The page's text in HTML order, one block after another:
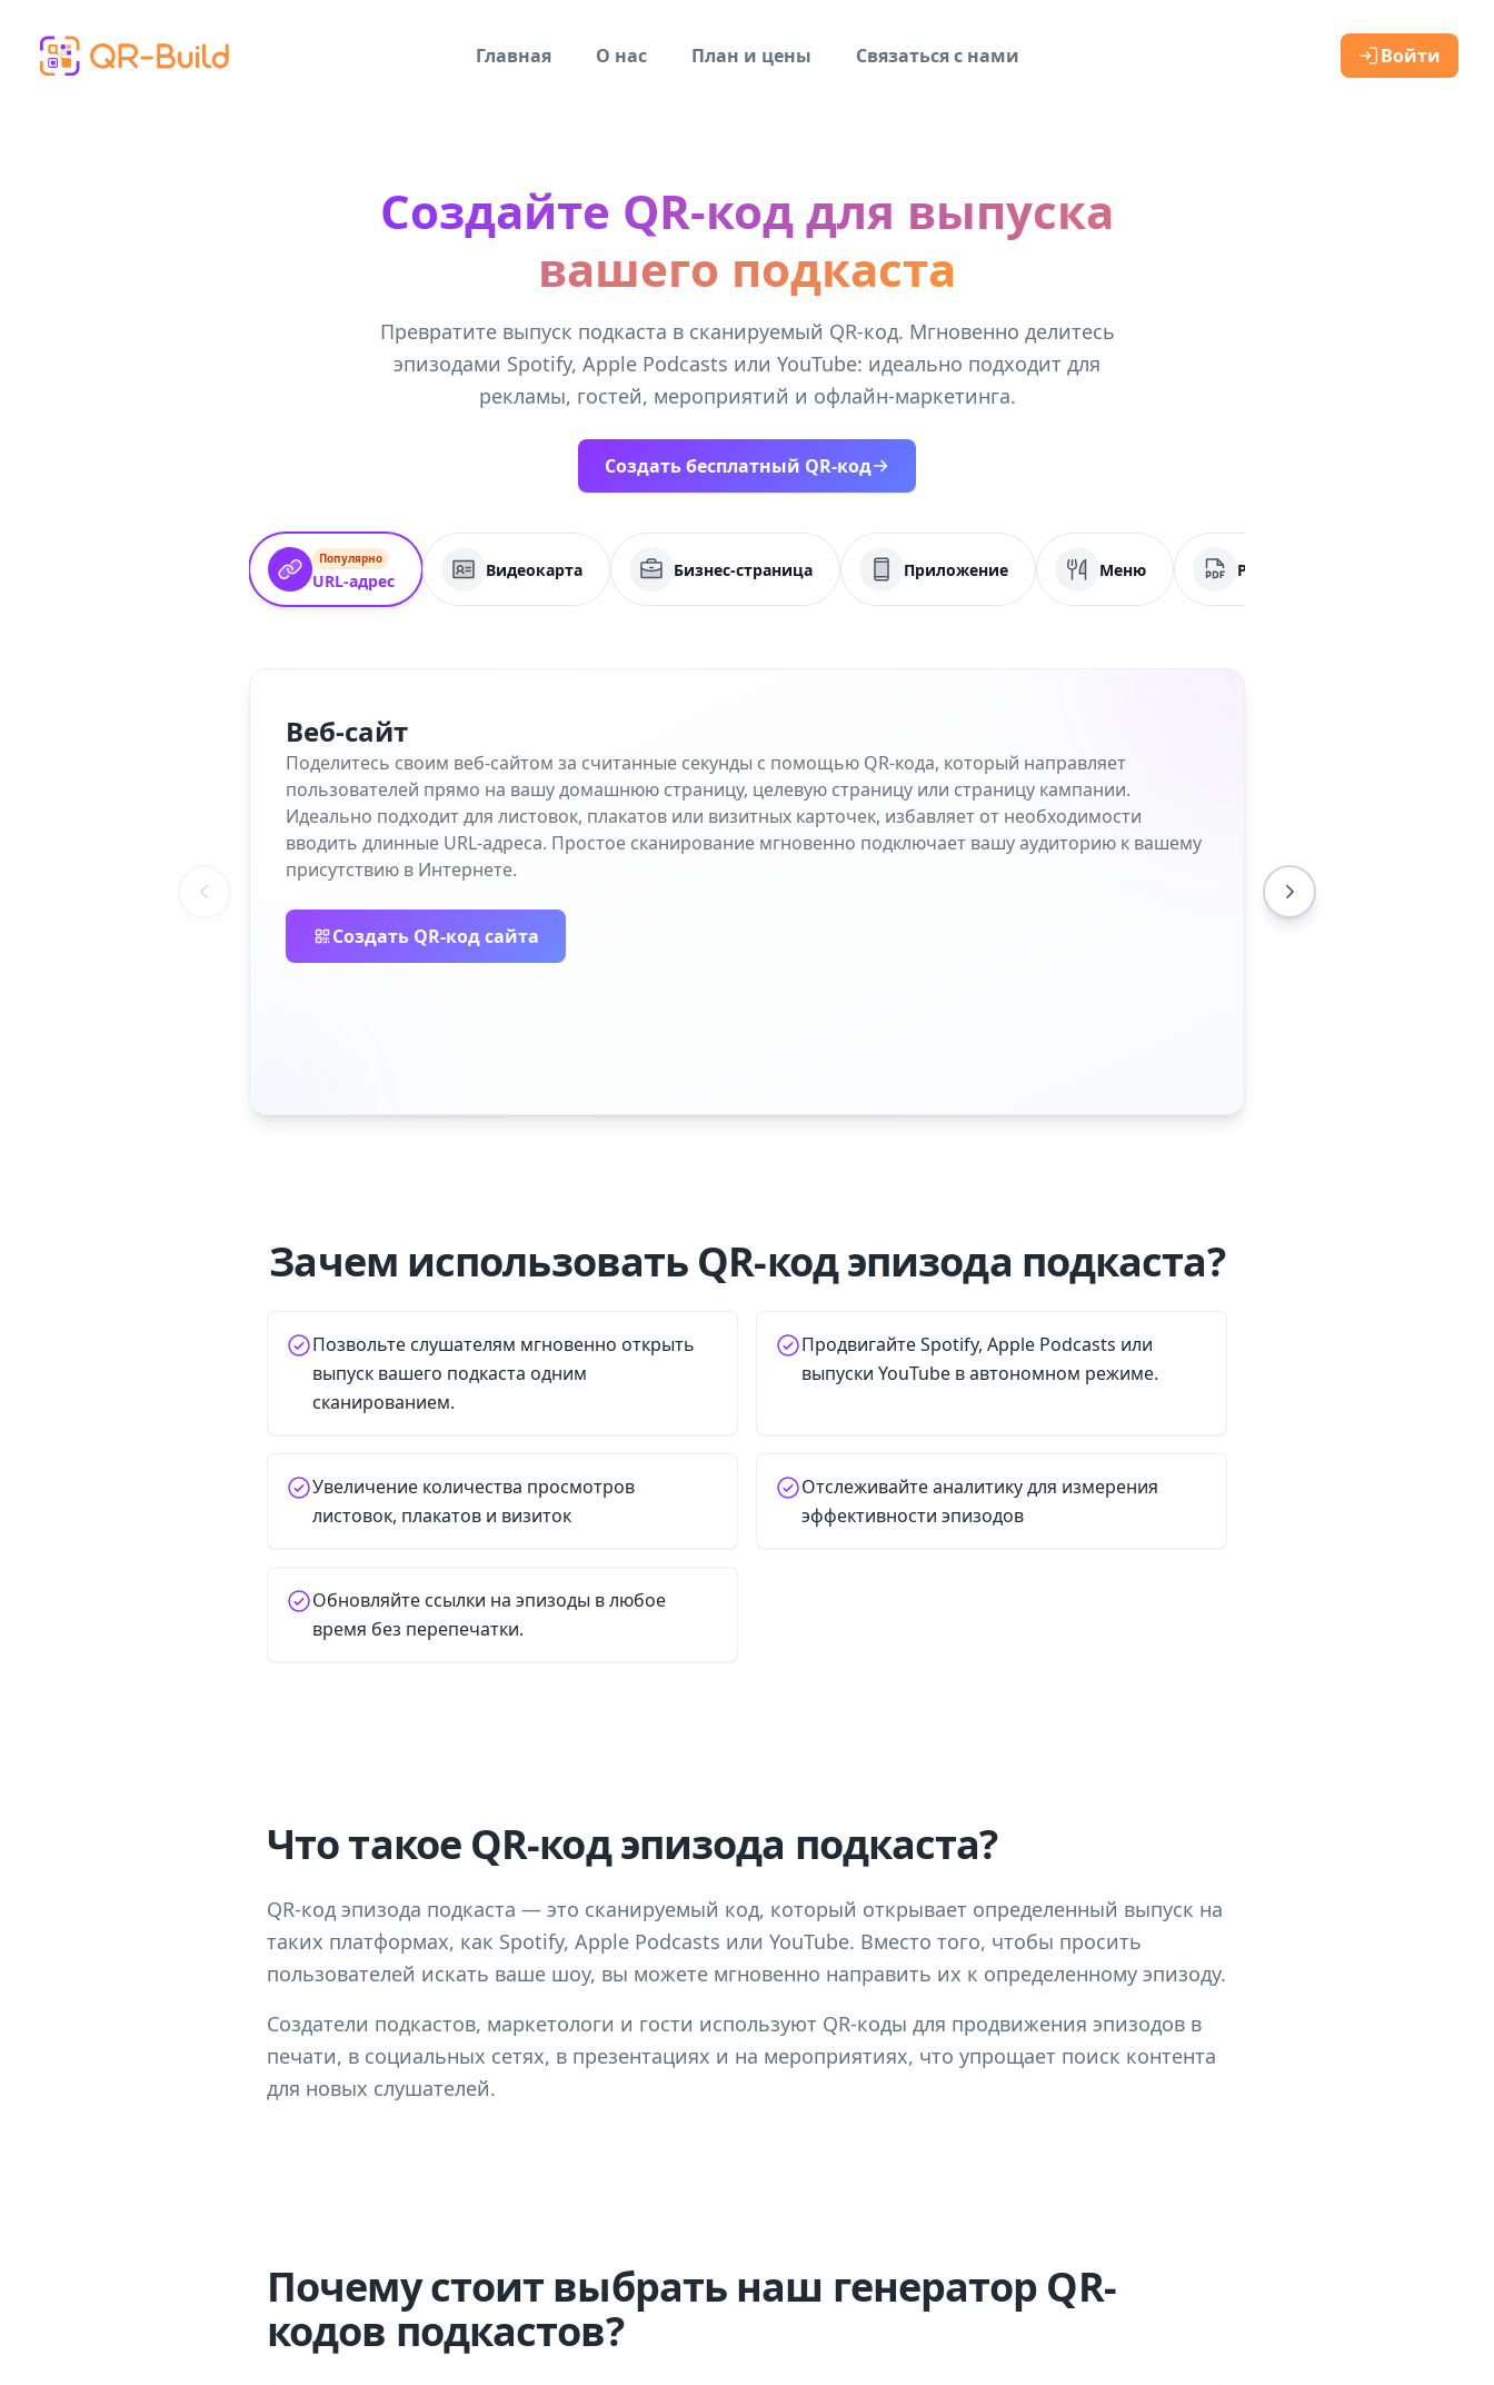
Главная
О нас План и цены Связаться с нами Войти
Создайте QR-код для выпуска
вашего подкаста
Превратите выпуск подкаста в сканируемый QR-код. Мгновенно делитесь
эпизодами Spotify, Apple Podcasts или YouTube: идеально подходит для
рекламы, гостей, мероприятий и офлайн-маркетинга.
Создать бесплатный QR-код
Популярно
URL-адрес
Видеокарта Бизнес-страница Приложение Меню PDF
Веб-сайт
Поделитесь своим веб-сайтом за считанные секунды с помощью QR-кода, который направляет
пользователей прямо на вашу домашнюю страницу, целевую страницу или страницу кампании.
Идеально подходит для листовок, плакатов или визитных карточек, избавляет от необходимости
вводить длинные URL-адреса. Простое сканирование мгновенно подключает вашу аудиторию к вашему
присутствию в Интернете.
Создать QR-код сайта
Зачем использовать QR-код эпизода подкаста?
Позвольте слушателям мгновенно открыть
выпуск вашего подкаста одним
сканированием.
Продвигайте Spotify, Apple Podcasts или
выпуски YouTube в автономном режиме.
Увеличение количества просмотров
листовок, плакатов и визиток
Отслеживайте аналитику для измерения
эффективности эпизодов
Обновляйте ссылки на эпизоды в любое
время без перепечатки.
Что такое QR-код эпизода подкаста?
QR-код эпизода подкаста — это сканируемый код, который открывает определенный выпуск на
таких платформах, как Spotify, Apple Podcasts или YouTube. Вместо того, чтобы просить
пользователей искать ваше шоу, вы можете мгновенно направить их к определенному эпизоду.
Создатели подкастов, маркетологи и гости используют QR-коды для продвижения эпизодов в
печати, в социальных сетях, в презентациях и на мероприятиях, что упрощает поиск контента
для новых слушателей.
Почему стоит выбрать наш генератор QR-
кодов подкастов?